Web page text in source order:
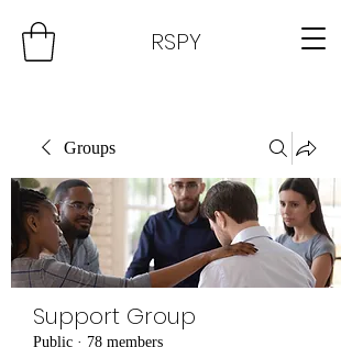
RSPY
Groups
Support Group
Public · 78 members